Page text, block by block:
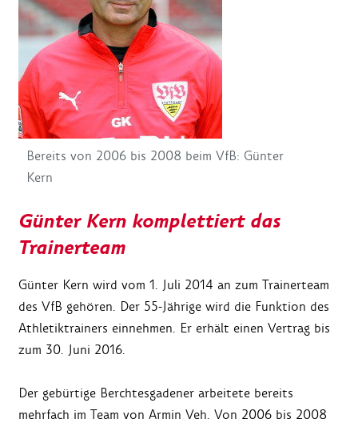
Bereits von 2006 bis 2008 beim VfB: Günter
Kern
Günter Kern komplettiert das
Trainerteam
Günter Kern wird vom 1. Juli 2014 an zum Trainerteam
des VfB gehören. Der 55-Jährige wird die Funktion des
Athletiktrainers einnehmen. Er erhält einen Vertrag bis
zum 30. Juni 2016.
Der gebürtige Berchtesgadener arbeitete bereits
mehrfach im Team von Armin Veh. Von 2006 bis 2008